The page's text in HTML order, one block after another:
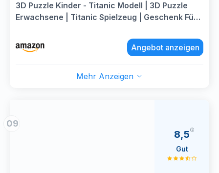
3D Puzzle Kinder - Titanic Modell | 3D Puzzle
Erwachsene | Titanic Spielzeug | Geschenk Für
Angebot anzeigen
Mehr Anzeigen
09
8,5
Gut